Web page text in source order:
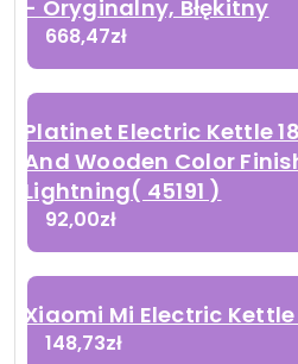
- Oryginalny, Błękitny
668,47zł
Platinet Electric Kettle
And Wooden Color
Lightning( 45191 )
92,00zł
Xiaomi Mi Electric Kettle
148,73zł